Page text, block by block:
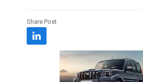
Share Post